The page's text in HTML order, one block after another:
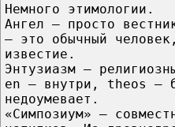
Немного этимологии.
Ангел — просто
— это обычный
известие.
Энтузиазм —
en — внутри, theos —
недоумевает.
«Симпозиум» —